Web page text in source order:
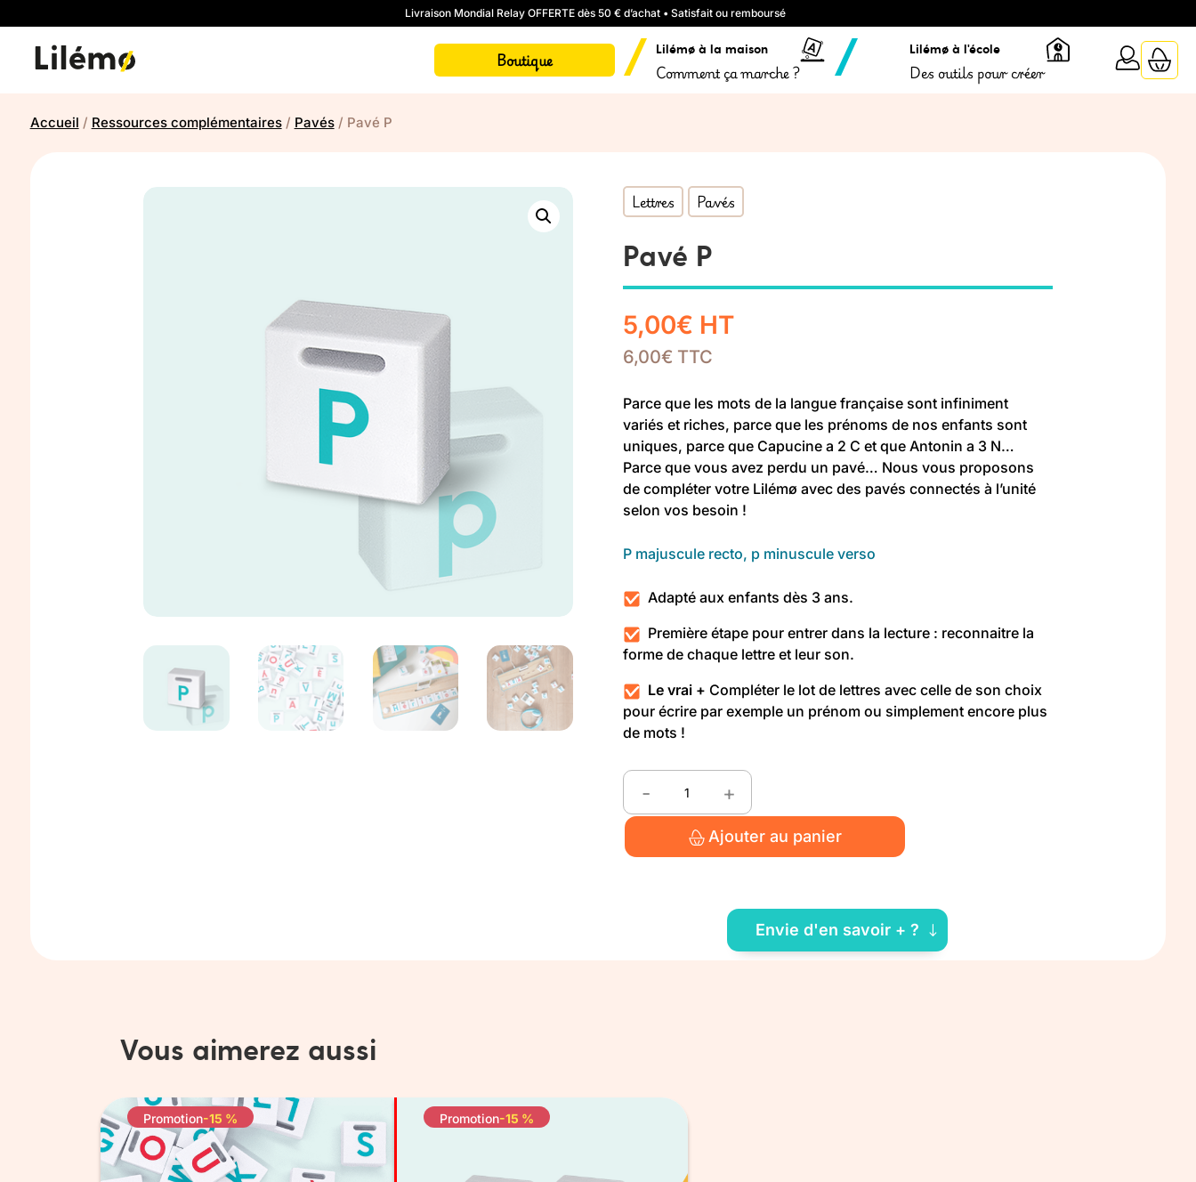
Livraison Mondial Relay OFFERTE dès 50 € d’achat • Satisfait ou remboursé
Boutique Lilémø à la maison
Comment ça marche ?
Lilémø à l'école
Des outils pour créer
Accueil / Ressources complémentaires/ Pavés/ Pavé P
Lettres Pavés
Pavé P
5,00€ HT
6,00€ TTC
Parce que les mots de la langue française sont infiniment
variés et riches, parce que les prénoms de nos enfants sont
uniques, parce que Capucine a 2 C et que Antonin a 3 N…
Parce que vous avez perdu un pavé… Nous vous proposons
de compléter votre Lilémø avec des pavés connectés à l’unité
selon vos besoin !
P majuscule recto, p minuscule verso
Adapté aux enfants dès 3 ans.
Première étape pour entrer dans la lecture : reconnaitre la
forme de chaque lettre et leur son.
Le vrai + Compléter le lot de lettres avec celle de son choix
pour écrire par exemple un prénom ou simplement encore plus
de mots !
quantité
Pavé
- +
Ajouter au panier
Envie d'en savoir + ?
Vous aimerez aussi
Promotion-15 % Promotion-15 %